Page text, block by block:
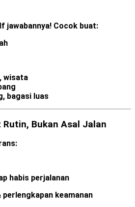
jawabannya! Cocok buat:
wisata
bagasi luas
Rutin, Bukan Asal Jalan
habis perjalanan
perlengkapan keamanan